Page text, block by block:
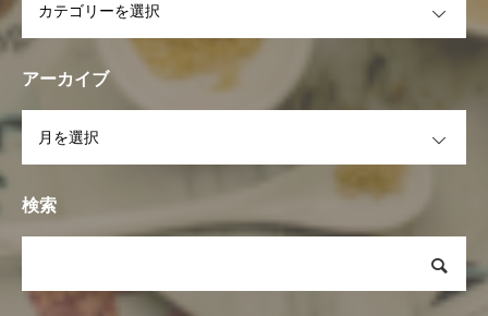
アーカイブ
検索